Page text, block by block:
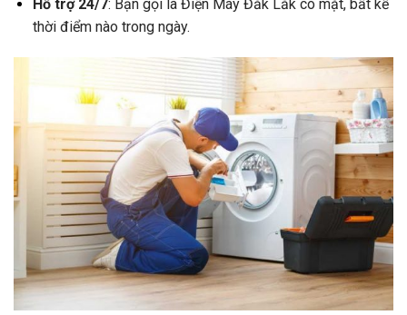
Hỗ trợ 24/7: Bạn gọi là Điện Máy Đắk Lắk có mặt, bất kể
thời điểm nào trong ngày.